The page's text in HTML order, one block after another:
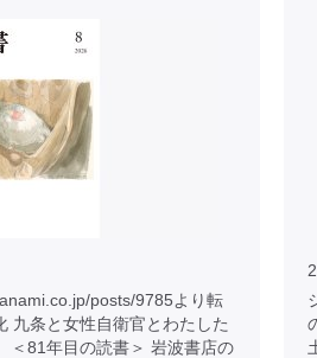
posts/9785より転
条と女性自衛官とわたした
81年目の読書＞ 岩波書店の